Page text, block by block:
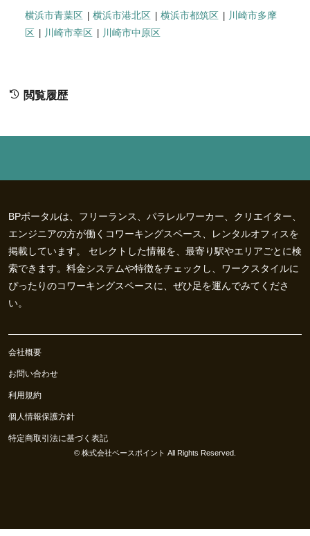
横浜市青葉区 横浜市港北区 横浜市都筑区
川崎市多摩
区
川崎市幸区 川崎市中原区
閲覧履歴
BPポータルは、フリーランス、パラレルワーカー、クリエイター、
エンジニアの方が働くコワーキングスペース、レンタルオフィスを
掲載しています。 セレクトした情報を、最寄り駅やエリアごとに検
索できます。料金システムや特徴をチェックし、ワークスタイルに
ぴったりのコワーキングスペースに、ぜひ足を運んでみてくださ
い。
会社概要
お問い合わせ
利用規約
個人情報保護方針
特定商取引法に基づく表記
© 株式会社ベースポイント All Rights Reserved.